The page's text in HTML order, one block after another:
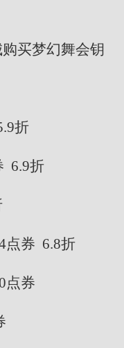
买梦幻舞会钥
折
6.9折
点券 6.8折
点券